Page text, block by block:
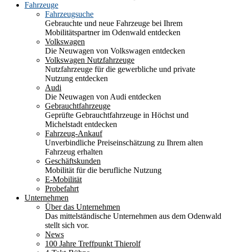
Fahrzeuge
Fahrzeugsuche
Gebrauchte und neue Fahrzeuge bei Ihrem
Mobilitätspartner im Odenwald entdecken
Volkswagen
Die Neuwagen von Volkswagen entdecken
Volkswagen Nutzfahrzeuge
Nutzfahrzeuge für die gewerbliche und private
Nutzung entdecken
Audi
Die Neuwagen von Audi entdecken
Gebrauchtfahrzeuge
Geprüfte Gebrauchtfahrzeuge in Höchst und
Michelstadt entdecken
Fahrzeug-Ankauf
Unverbindliche Preiseinschätzung zu Ihrem alten
Fahrzeug erhalten
Geschäftskunden
Mobilität für die berufliche Nutzung
E-Mobilität
Probefahrt
Unternehmen
Über das Unternehmen
Das mittelständische Unternehmen aus dem Odenwald
stellt sich vor.
News
100 Jahre Treffpunkt Thierolf